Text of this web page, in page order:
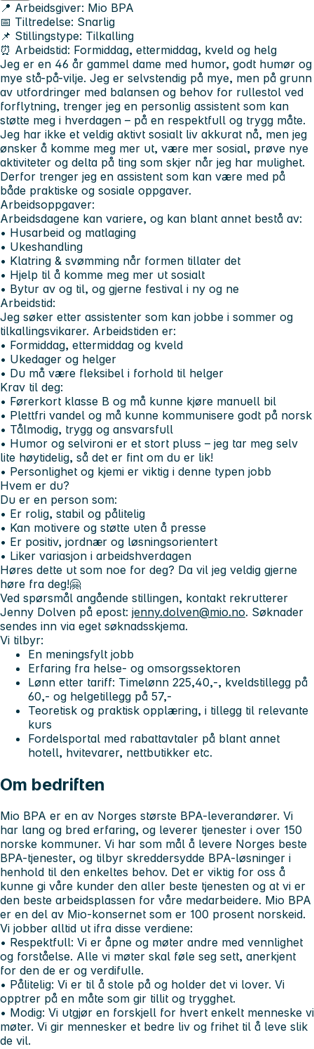
📍 Arbeidsgiver: Mio BPA
📅 Tiltredelse: Snarlig
📌 Stillingstype: Tilkalling
⏰ Arbeidstid: Formiddag, ettermiddag, kveld og helg
Jeg er en 46 år gammel dame med humor, godt humør og
mye stå-på-vilje. Jeg er selvstendig på mye, men på grunn
av utfordringer med balansen og behov for rullestol ved
forflytning, trenger jeg en personlig assistent som kan
støtte meg i hverdagen – på en respektfull og trygg måte.
Jeg har ikke et veldig aktivt sosialt liv akkurat nå, men jeg
ønsker å komme meg mer ut, være mer sosial, prøve nye
aktiviteter og delta på ting som skjer når jeg har mulighet.
Derfor trenger jeg en assistent som kan være med på
både praktiske og sosiale oppgaver.
Arbeidsoppgaver:
Arbeidsdagene kan variere, og kan blant annet bestå av:
• Husarbeid og matlaging
• Ukeshandling
• Klatring & svømming når formen tillater det
• Hjelp til å komme meg mer ut sosialt
• Bytur av og til, og gjerne festival i ny og ne
Arbeidstid:
Jeg søker etter assistenter som kan jobbe i sommer og
tilkallingsvikarer. Arbeidstiden er:
• Formiddag, ettermiddag og kveld
• Ukedager og helger
• Du må være fleksibel i forhold til helger
Krav til deg:
• Førerkort klasse B og må kunne kjøre manuell bil
• Plettfri vandel og må kunne kommunisere godt på norsk
• Tålmodig, trygg og ansvarsfull
• Humor og selvironi er et stort pluss – jeg tar meg selv
lite høytidelig, så det er fint om du er lik!
• Personlighet og kjemi er viktig i denne typen jobb
Hvem er du?
Du er en person som:
• Er rolig, stabil og pålitelig
• Kan motivere og støtte uten å presse
• Er positiv, jordnær og løsningsorientert
• Liker variasjon i arbeidshverdagen
Høres dette ut som noe for deg? Da vil jeg veldig gjerne
høre fra deg!🤗
Ved spørsmål angående stillingen, kontakt rekrutterer
Jenny Dolven på epost: jenny.dolven@mio.no. Søknader
sendes inn via eget søknadsskjema.
Vi tilbyr:
En meningsfylt jobb
Erfaring fra helse- og omsorgssektoren
Lønn etter tariff: Timelønn 225,40,-, kveldstillegg på
60,- og helgetillegg på 57,-
Teoretisk og praktisk opplæring, i tillegg til relevante
kurs
Fordelsportal med rabattavtaler på blant annet
hotell, hvitevarer, nettbutikker etc.
Om bedriften
Mio BPA er en av Norges største BPA-leverandører. Vi
har lang og bred erfaring, og leverer tjenester i over 150
norske kommuner. Vi har som mål å levere Norges beste
BPA-tjenester, og tilbyr skreddersydde BPA-løsninger i
henhold til den enkeltes behov. Det er viktig for oss å
kunne gi våre kunder den aller beste tjenesten og at vi er
den beste arbeidsplassen for våre medarbeidere. Mio BPA
er en del av Mio-konsernet som er 100 prosent norskeid.
Vi jobber alltid ut ifra disse verdiene:
• Respektfull: Vi er åpne og møter andre med vennlighet
og forståelse. Alle vi møter skal føle seg sett, anerkjent
for den de er og verdifulle.
• Pålitelig: Vi er til å stole på og holder det vi lover. Vi
opptrer på en måte som gir tillit og trygghet.
• Modig: Vi utgjør en forskjell for hvert enkelt menneske vi
møter. Vi gir mennesker et bedre liv og frihet til å leve slik
de vil.